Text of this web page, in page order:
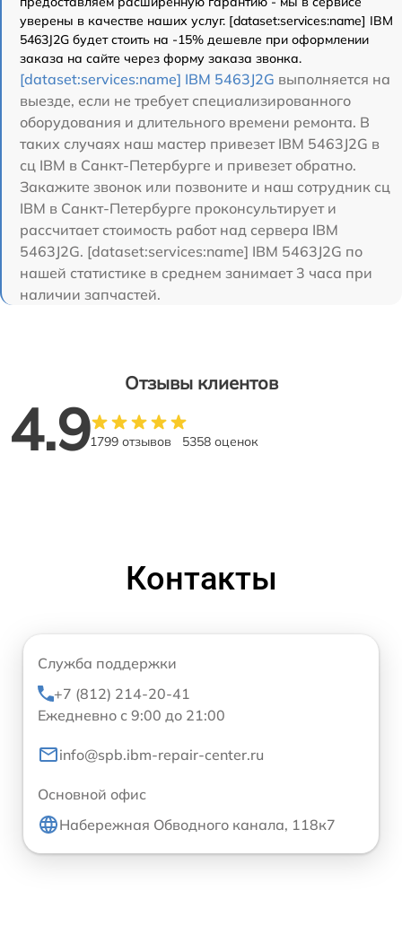
уверены в качестве наших услуг. [dataset:services:name] IBM
5463J2G будет стоить на -15% дешевле при оформлении
заказа на сайте через форму заказа звонка.
[dataset:services:name] IBM 5463J2G выполняется на
выезде, если не требует специализированного
оборудования и длительного времени ремонта. В
таких случаях наш мастер привезет IBM 5463J2G в
сц IBM в Санкт-Петербурге и привезет обратно.
Закажите звонок или позвоните и наш сотрудник сц
IBM в Санкт-Петербурге проконсультирует и
рассчитает стоимость работ над сервера IBM
5463J2G. [dataset:services:name] IBM 5463J2G по
нашей статистике в среднем занимает 3 часа при
наличии запчастей.
Отзывы клиентов
4.91799 отзывов 5358 оценок
Контакты
Служба поддержки
+7 (812) 214-20-41
Ежедневно с 9:00 до 21:00
info@spb.ibm-repair-center.ru
Основной офис
Набережная Обводного канала, 118к7